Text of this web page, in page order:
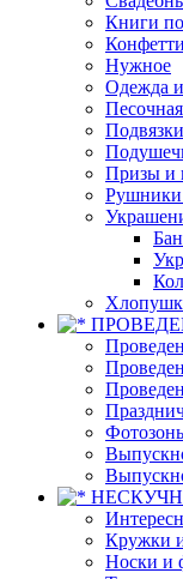
Книги
Нужное
Одежда
Подвязки
Призы и
Рушники
Кружки
Носки и